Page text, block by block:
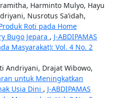
Harminto Mulyo, Hayu
Nusrotus Sa’idah,
Roti pada Home
Bugo Jepara , J-ABDIPAMAS
Masyarakat): Vol. 4 No. 2
Andriyani, Drajat Wibowo,
untuk Meningkatkan
Usia Dini , J-ABDIPAMAS